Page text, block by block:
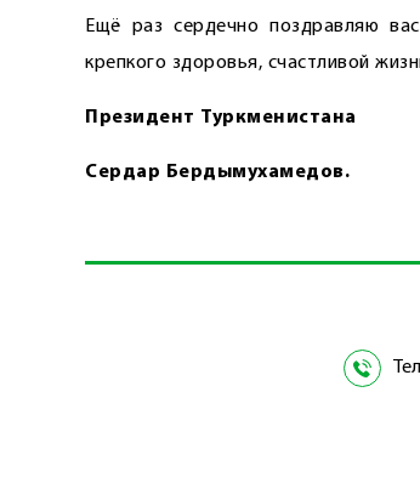
Ещё раз сердечно поздравляю
крепкого здоровья, счастливой
Президент Туркменистана
Сердар Бердымухамедов.